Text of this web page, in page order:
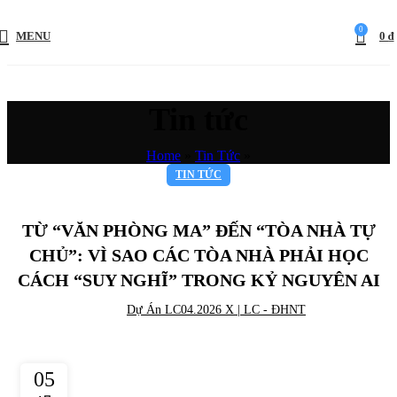
MENU
0
0 ₫
Home Tin Tức
TIN TỨC
TỪ “VĂN PHÒNG MA” ĐẾN “TÒA NHÀ TỰ
CHỦ”: VÌ SAO CÁC TÒA NHÀ PHẢI HỌC
CÁCH “SUY NGHĨ” TRONG KỶ NGUYÊN AI
Dự Án LC04.2026 X | LC - ĐHNT
05